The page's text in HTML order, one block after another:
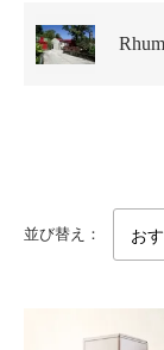
並び替え：